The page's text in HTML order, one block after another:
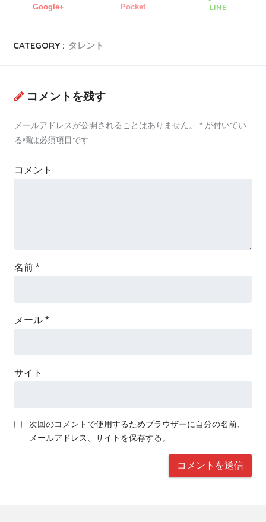
Google+ Pocket LINE
CATEGORY : タレント
コメントを残す
メールアドレスが公開されることはありません。 * が付いてい
る欄は必須項目です
コメント
名前 *
メール *
サイト
次回のコメントで使用するためブラウザーに自分の名前、
メールアドレス、サイトを保存する。